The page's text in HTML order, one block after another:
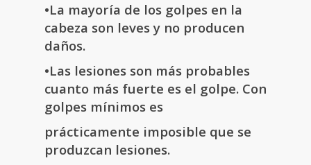
•La mayoría de los golpes en la
cabeza son leves y no producen
daños.
•Las lesiones son más probables
cuanto más fuerte es el golpe. Con
golpes mínimos es
prácticamente imposible que se
produzcan lesiones.